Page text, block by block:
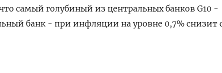
самый голубиный из центральных банков G10 -
банк - при инфляции на уровне 0,7% снизит